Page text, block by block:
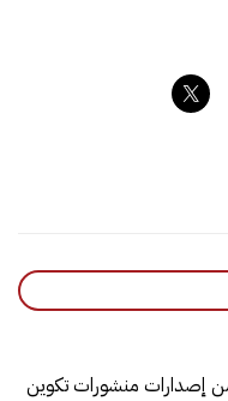
من إصدارات منشورات تكوين